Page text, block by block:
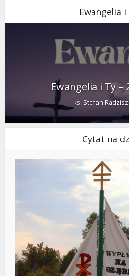
Ewangelia i
Ewangelia i Ty –
ks. Stefan
Cytat na